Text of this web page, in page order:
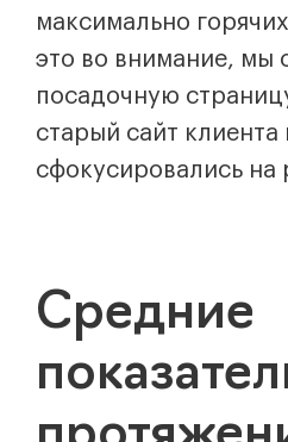
максимально
это во внимание, мы
посадочную
старый сайт клиента
сфокусировались на
Средние